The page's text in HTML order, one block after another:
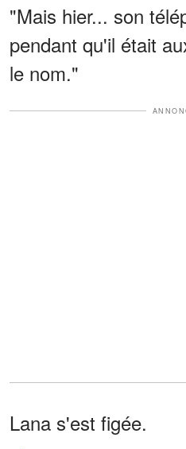
"Mais hier... son
pendant qu'il était
le nom."
Lana s'est figée.